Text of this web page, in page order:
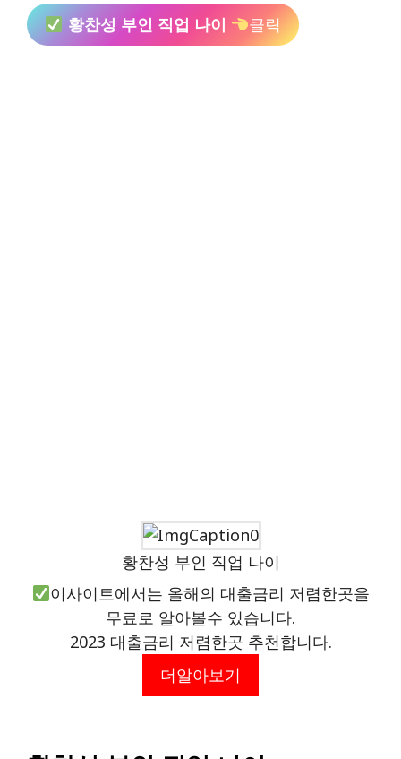
황찬성 부인 직업 나이 클릭
황찬성 부인 직업 나이
이사이트에서는 올해의 대출금리 저렴한곳을
무료로 알아볼수 있습니다.
2023 대출금리 저렴한곳 추천합니다.
더알아보기